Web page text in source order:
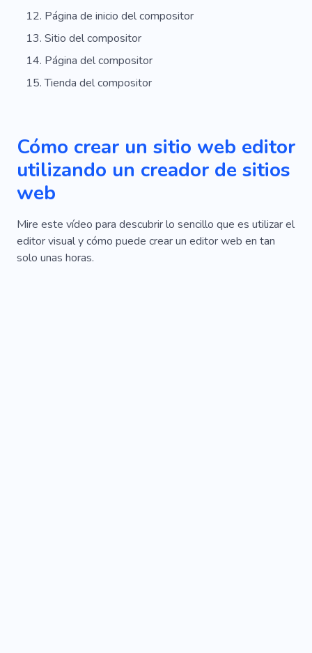
Página de inicio del compositor
Sitio del compositor
Página del compositor
Tienda del compositor
Cómo crear un sitio web editor
utilizando un creador de sitios
web
Mire este vídeo para descubrir lo sencillo que es utilizar el
editor visual y cómo puede crear un editor web en tan
solo unas horas.